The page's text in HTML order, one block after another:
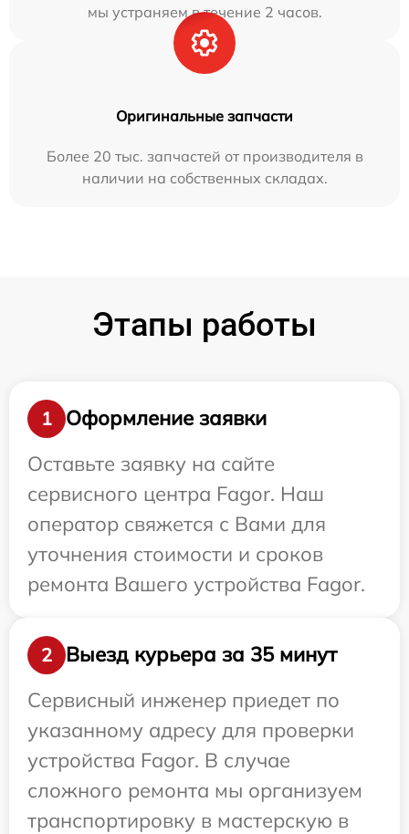
мы устраняем в течение 2 часов.
Оригинальные запчасти
Более 20 тыс. запчастей от производителя в
наличии на собственных складах.
Этапы работы
1
Оформление заявки
Оставьте заявку на сайте
сервисного центра Fagor. Наш
оператор свяжется с Вами для
уточнения стоимости и сроков
ремонта Вашего устройства Fagor.
2
Выезд курьера за 35 минут
Сервисный инженер приедет по
указанному адресу для проверки
устройства Fagor. В случае
сложного ремонта мы организуем
транспортировку в мастерскую в